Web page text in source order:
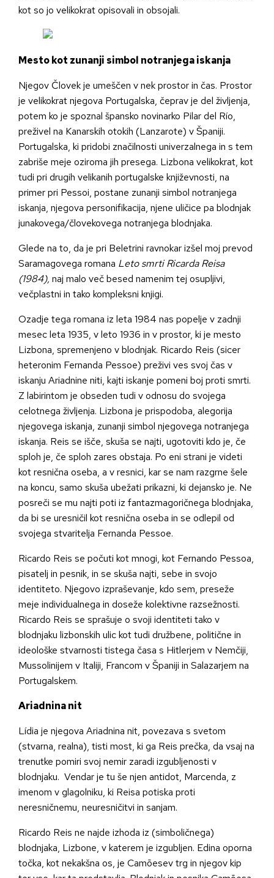
kot so jo velikokrat opisovali in obsojali.
Mesto kot zunanji simbol notranjega iskanja
Njegov Človek je umeščen v nek prostor in čas. Prostor
je velikokrat njegova Portugalska, čeprav je del življenja,
potem ko je spoznal špansko novinarko Pilar del Río,
preživel na Kanarskih otokih (Lanzarote) v Španiji.
Portugalska, ki pridobi značilnosti univerzalnega in s tem
zabriše meje oziroma jih presega. Lizbona velikokrat, kot
tudi pri drugih velikanih portugalske književnosti, na
primer pri Pessoi, postane zunanji simbol notranjega
iskanja, njegova personifikacija, njene uličice pa blodnjak
junakovega/človekovega notranjega blodnjaka.
Glede na to, da je pri Beletrini ravnokar izšel moj prevod
Saramagovega romana Leto smrti Ricarda Reisa
(1984), naj malo več besed namenim tej osupljivi,
večplastni in tako kompleksni knjigi.
Ozadje tega romana iz leta 1984 nas popelje v zadnji
mesec leta 1935, v leto 1936 in v prostor, ki je mesto
Lizbona, spremenjeno v blodnjak. Ricardo Reis (sicer
heteronim Fernanda Pessoe) preživi ves svoj čas v
iskanju Ariadnine niti, kajti iskanje pomeni boj proti smrti.
Z labirintom je obseden tudi v odnosu do svojega
celotnega življenja. Lizbona je prispodoba, alegorija
njegovega iskanja, zunanji simbol njegovega notranjega
iskanja. Reis se išče, skuša se najti, ugotoviti kdo je, če
sploh je, če sploh zares obstaja. Po eni strani je videti
kot resnična oseba, a v resnici, kar se nam razgrne šele
na koncu, samo skuša ubežati prikazni, ki dejansko je. Ne
posreči se mu najti poti iz fantazmagoričnega blodnjaka,
da bi se uresničil kot resnična oseba in se odlepil od
svojega stvaritelja Fernanda Pessoe.
Ricardo Reis se počuti kot mnogi, kot Fernando Pessoa,
pisatelj in pesnik, in se skuša najti, sebe in svojo
identiteto. Njegovo izpraševanje, kdo sem, preseže
meje individualnega in doseže kolektivne razsežnosti.
Ricardo Reis se sprašuje o svoji identiteti tako v
blodnjaku lizbonskih ulic kot tudi družbene, politične in
ideološke stvarnosti tistega časa s Hitlerjem v Nemčiji,
Mussolinijem v Italiji, Francom v Španiji in Salazarjem na
Portugalskem.
Ariadnina nit
Lídia je njegova Ariadnina nit, povezava s svetom
(stvarna, realna), tisti most, ki ga Reis prečka, da vsaj na
trenutke pomiri svoj nemir zaradi izgubljenosti v
blodnjaku. Vendar je tu še njen antidot, Marcenda, z
imenom v glagolniku, ki Reisa potiska proti
neresničnemu, neuresničitvi in sanjam.
Ricardo Reis ne najde izhoda iz (simboličnega)
blodnjaka, Lizbone, v katerem je izgubljen. Edina oporna
točka, kot nekakšna os, je Camõesev trg in njegov kip